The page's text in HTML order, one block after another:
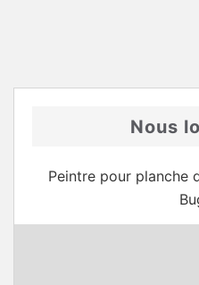
Nous
Peintre pour planche